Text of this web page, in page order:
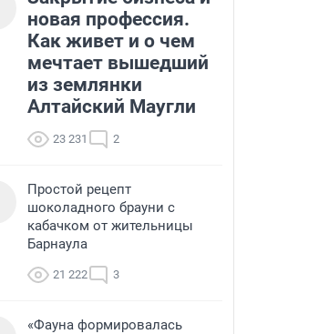
новая профессия.
Как живет и о чем
мечтает вышедший
из землянки
Алтайский Маугли
23 231 2
Простой рецепт
шоколадного брауни с
кабачком от жительницы
Барнаула
21 222 3
«Фауна формировалась